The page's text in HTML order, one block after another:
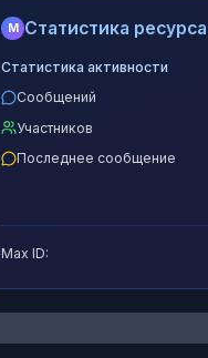
M Статистика
Статистика активности
Сообщений
Участников
Последнее сообщение
Max ID: